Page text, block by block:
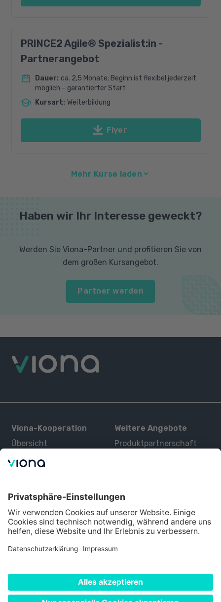
PRINCE2 Agile® Spezialist:in -
Partnerangebot
Dauer: ca. 2,5 Monate; Beginn ist flexibel jederzeit
möglich – garantierter Start
Kursart: Weiterbildung
Flyer
Mehr Kurse laden
Haben wir Ihr Interesse geweckt?
Werden Sie Viona-Partner und profitieren Sie von
dem großen Kursangebot.
Partner werden
Viona-Kooperation
Übersicht
Kurse
Weitere Angebote
Produktpartnerschaft
Über uns
Alle Partner
Über Viona
Für Interessenten
Bildungsangebot
Impressum